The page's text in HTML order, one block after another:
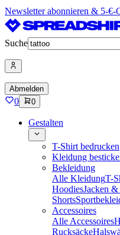
Newsletter abonnieren & 5-€-
Suche
Abmelden
0 0
Gestalten
T-Shirt bedrucken
Kleidung
Bekleidung
Alle KleidungT-
HoodiesJacken &
Shorts
Accessoires
Alle Accessoires
Rucksäcke